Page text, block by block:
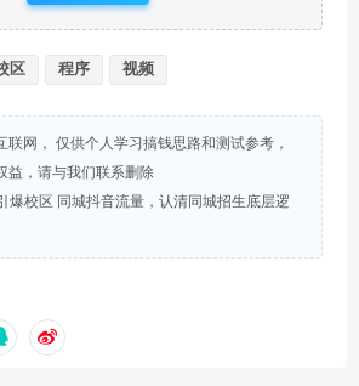
区 程序 视频
联网， 仅供个人学习搞钱思路和测试参考，
益，请与我们联系删除
爆校区 同城抖音流量，认清同城招生底层逻